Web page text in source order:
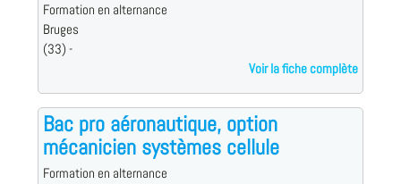
Formation en alternance
Bruges
(33) -
Voir la fiche complète
Bac pro aéronautique, option
mécanicien systèmes cellule
Formation en alternance